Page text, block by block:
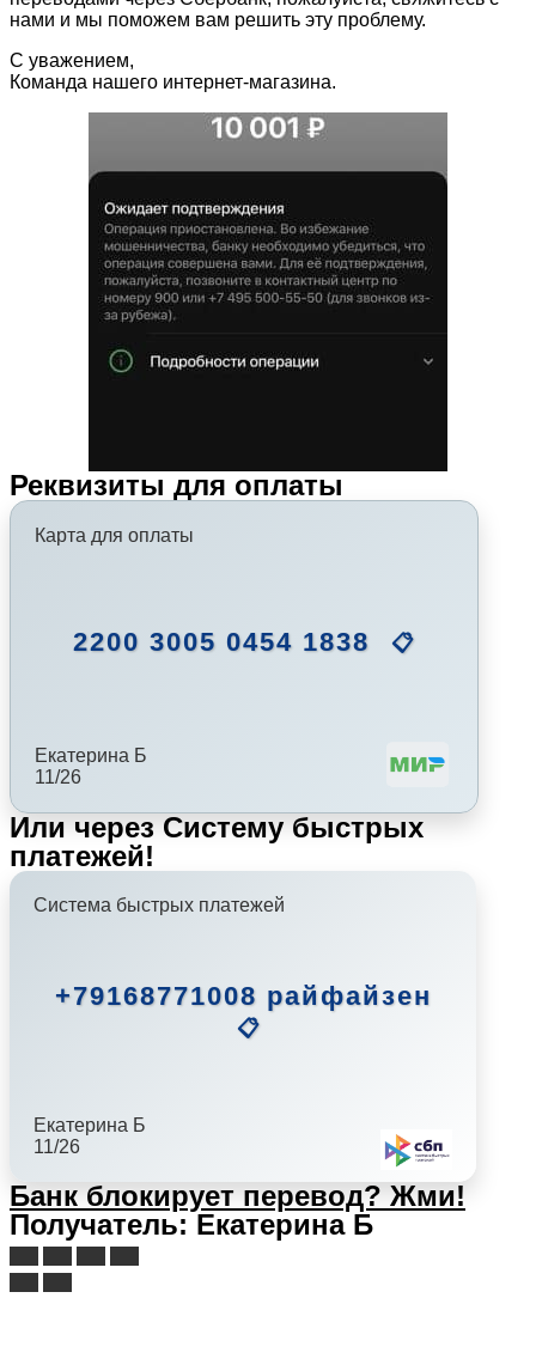
нами и мы поможем вам решить эту проблему.
С уважением,
Команда нашего интернет-магазина.
Реквизиты для оплаты
Карта для оплаты
2200 3005 0454 1838 📋
Екатерина Б
11/26
Или через Систему быстрых
платежей!
Система быстрых платежей
+79168771008 райфайзен
📋
Екатерина Б
11/26
Банк блокирует перевод? Жми!
Получатель: Екатерина Б